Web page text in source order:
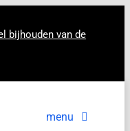
bijhouden van de
menu